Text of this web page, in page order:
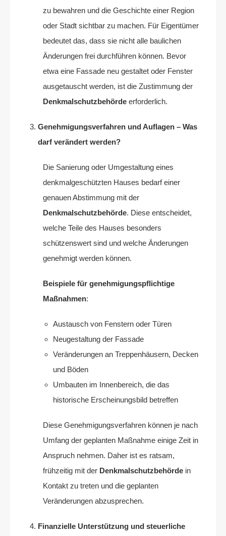
zu bewahren und die Geschichte einer Region
oder Stadt sichtbar zu machen. Für Eigentümer
bedeutet das, dass sie nicht alle baulichen
Änderungen frei durchführen können. Bevor
etwa eine Fassade neu gestaltet oder Fenster
ausgetauscht werden, ist die Zustimmung der
Denkmalschutzbehörde erforderlich.
Genehmigungsverfahren und Auflagen – Was
darf verändert werden?
Die Sanierung oder Umgestaltung eines
denkmalgeschützten Hauses bedarf einer
genauen Abstimmung mit der
Denkmalschutzbehörde. Diese entscheidet,
welche Teile des Hauses besonders
schützenswert sind und welche Änderungen
genehmigt werden können.
Beispiele für genehmigungspflichtige
Maßnahmen:
Austausch von Fenstern oder Türen
Neugestaltung der Fassade
Veränderungen an Treppenhäusern, Decken
und Böden
Umbauten im Innenbereich, die das
historische Erscheinungsbild betreffen
Diese Genehmigungsverfahren können je nach
Umfang der geplanten Maßnahme einige Zeit in
Anspruch nehmen. Daher ist es ratsam,
frühzeitig mit der Denkmalschutzbehörde in
Kontakt zu treten und die geplanten
Veränderungen abzusprechen.
Finanzielle Unterstützung und steuerliche